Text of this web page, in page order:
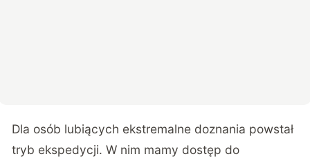
Dla osób lubiących ekstremalne doznania powstał
tryb ekspedycji. W nim mamy dostęp do